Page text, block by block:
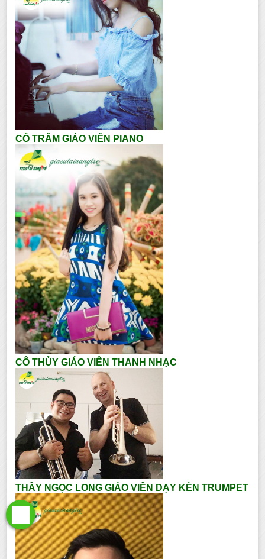
CÔ TRÂM GIÁO VIÊN PIANO
CÔ THỦY GIÁO VIÊN THANH NHẠC
THẦY NGỌC LONG GIÁO VIÊN DẠY KÈN TRUMPET